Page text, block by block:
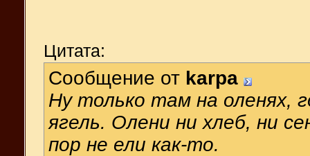
Цитата:
Сообщение от karpa
Ну только там на оленях,
ягель. Олени ни хлеб, ни
пор не ели как-то.